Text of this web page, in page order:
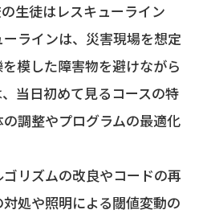
生徒はレスキューライン
ラインは、災害現場を想定
模した障害物を避けながら
当日初めて見るコースの特
調整やプログラムの最適化
リズムの改良やコードの再
処や照明による閾値変動の